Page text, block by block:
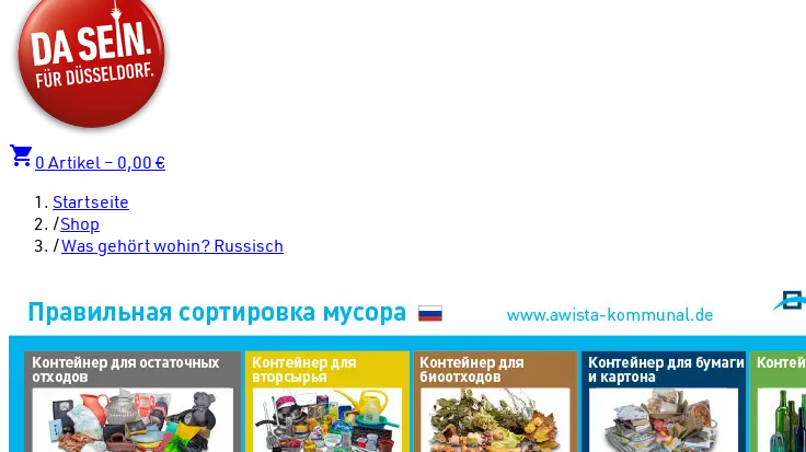
0 Artikel – 0,00 €
Startseite
/Shop
/Was gehört wohin? Russisch